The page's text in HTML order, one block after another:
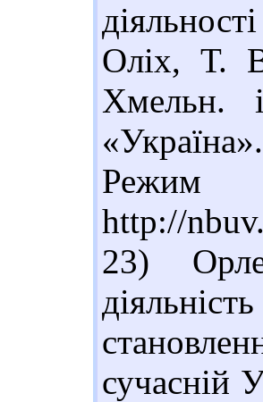
Оліх, Т.
Хмельн.
http://
23)
сучасній